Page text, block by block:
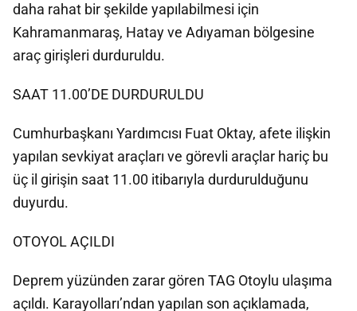
daha rahat bir şekilde yapılabilmesi için
Kahramanmaraş, Hatay ve Adıyaman bölgesine
araç girişleri durduruldu.
SAAT 11.00’DE DURDURULDU
Cumhurbaşkanı Yardımcısı Fuat Oktay, afete ilişkin
yapılan sevkiyat araçları ve görevli araçlar hariç bu
üç il girişin saat 11.00 itibarıyla durdurulduğunu
duyurdu.
OTOYOL AÇILDI
Deprem yüzünden zarar gören TAG Otoylu ulaşıma
açıldı. Karayolları’ndan yapılan son açıklamada,